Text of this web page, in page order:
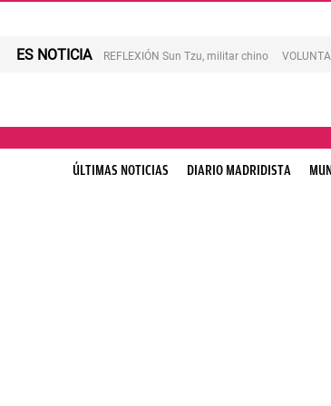
ES NOTICIA REFLEXIÓN Sun Tzu, militar chino
ÚLTIMAS NOTICIAS DIARIO MADRIDISTA